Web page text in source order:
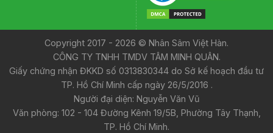
Copyright 2017 - 2026 © Nhân Sâm Việt Hàn.
CÔNG TY TNHH TMDV TÂM MINH QUÂN.
Giấy chứng nhận ĐKKD số 0313830344 do Sở kế hoạch đầu tư
TP. Hồ Chí Minh cấp ngày 26/5/2016 .
Người đại diện: Nguyễn Văn Vũ
Văn phòng: 102 - 104 Đường Kênh 19/5B, Phường Tây Thạnh,
TP. Hồ Chí Minh.